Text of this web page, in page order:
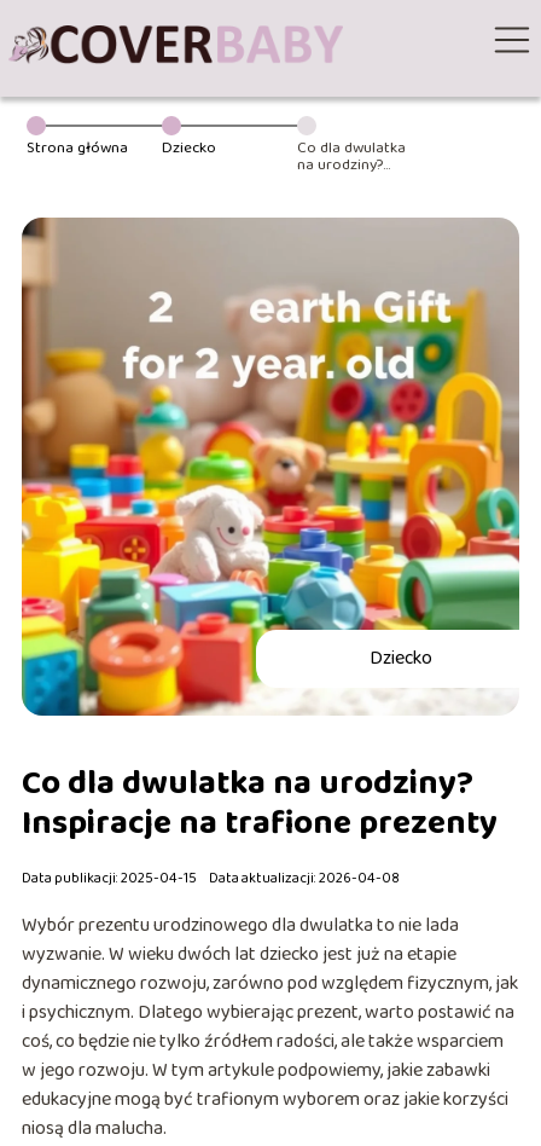
Strona główna Dziecko Co dla dwulatka
na urodziny?
prezenty
Dziecko
Co dla dwulatka na urodziny?
Inspiracje na trafione prezenty
Data publikacji: 2025-04-15 Data aktualizacji: 2026-04-08
Wybór prezentu urodzinowego dla dwulatka to nie lada
wyzwanie. W wieku dwóch lat dziecko jest już na etapie
dynamicznego rozwoju, zarówno pod względem fizycznym, jak
i psychicznym. Dlatego wybierając prezent, warto postawić na
coś, co będzie nie tylko źródłem radości, ale także wsparciem
w jego rozwoju. W tym artykule podpowiemy, jakie zabawki
edukacyjne mogą być trafionym wyborem oraz jakie korzyści
niosą dla malucha.